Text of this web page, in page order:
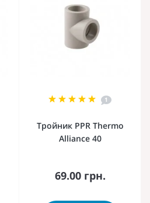
1
Тройник PPR Thermo
Alliance 40
69.00 грн.